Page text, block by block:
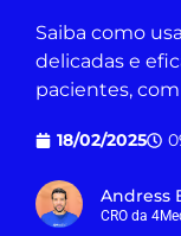
Saiba como
delicadas e
pacientes,
18/02/2025
Andress
CRO da